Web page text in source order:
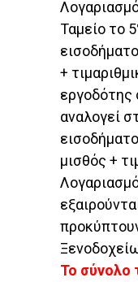
Ταμείο το
+
εργοδότης
αναλογεί
μισθός +
Το σύνολο